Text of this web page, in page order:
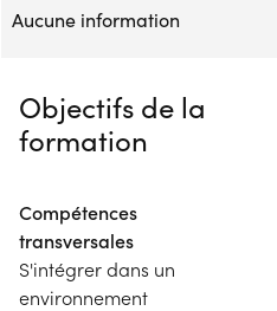
Aucune information
Objectifs de la
formation
Compétences
transversales
S'intégrer dans un
environnement